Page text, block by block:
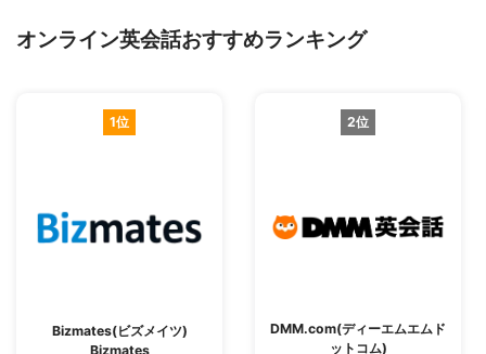
オンライン英会話おすすめランキング
1位
Bizmates(ビズメイツ)
Bizmates
2位
DMM.com(ディーエムエムド
ットコム)